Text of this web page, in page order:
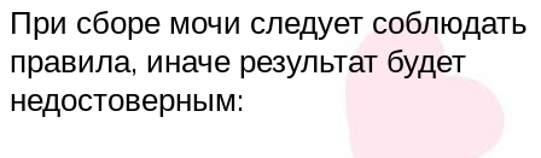
При сборе мочи следует соблюдать
правила, иначе результат будет
недостоверным: